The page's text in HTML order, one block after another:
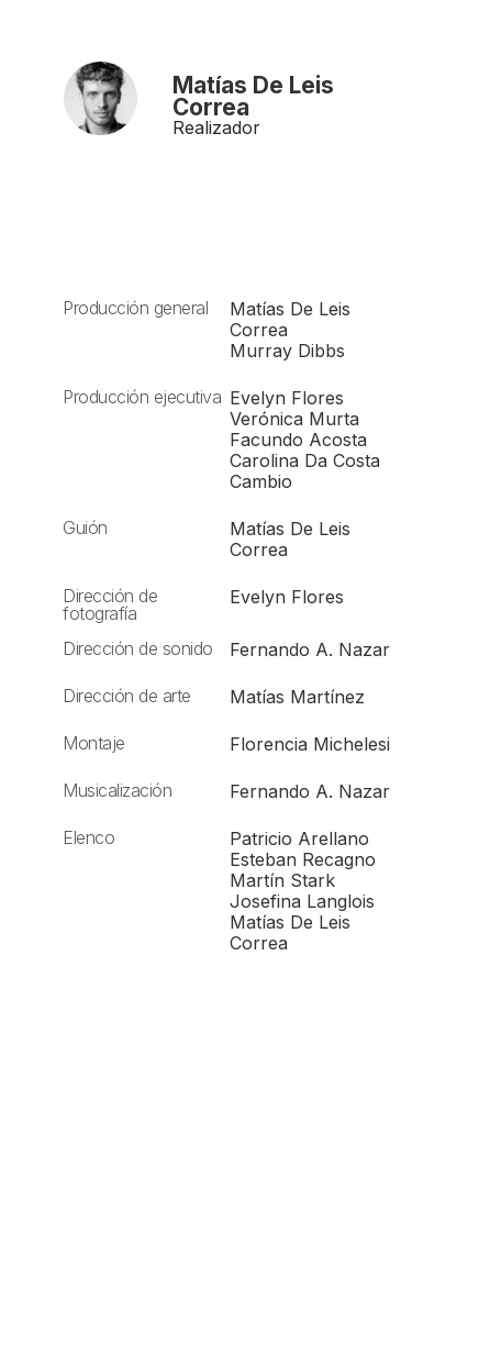
Matías De Leis
Correa
Realizador
Producción general
Matías De Leis
Correa
Murray Dibbs
Producción ejecutiva Evelyn Flores
Verónica Murta
Facundo Acosta
Carolina Da Costa
Cambio
Guión
Matías De Leis
Correa
Dirección de
fotografía
Evelyn Flores
Dirección de sonido Fernando A. Nazar
Dirección de arte Matías Martínez
Montaje Florencia Michelesi
Musicalización Fernando A. Nazar
Elenco
Patricio Arellano
Esteban Recagno
Martín Stark
Josefina Langlois
Matías De Leis
Correa